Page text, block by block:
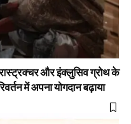
और इंक्लुसिव ग्रोथ के
में अपना योगदान बढ़ाया